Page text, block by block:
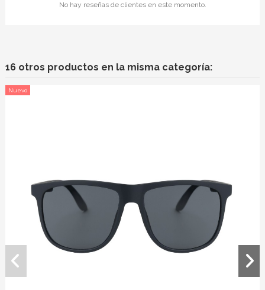
No hay reseñas de clientes en este momento.
16 otros productos en la misma categoría:
Nuevo